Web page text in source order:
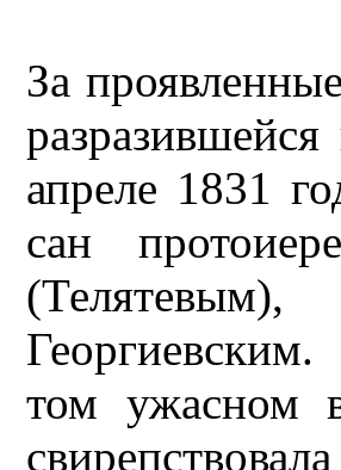
За
апреле 1831
сан
(Телятевым),
том ужасном